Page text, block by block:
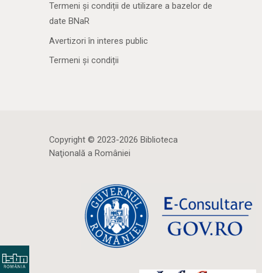
Termeni și condiții de utilizare a bazelor de
date BNaR
Avertizori în interes public
Termeni și condiții
Copyright © 2023-2026 Biblioteca
Naţională a României